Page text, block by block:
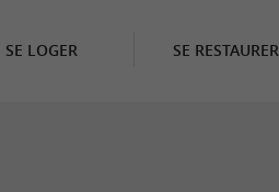
SE LOGER SE RESTAURER